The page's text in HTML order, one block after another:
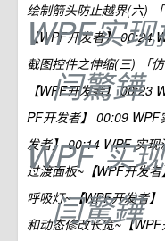
绘制箭头防止越界(六)
【WPF开发者】 00:24
截图控件之伸缩(三) 「
【WPF开发者】 00:23
PF开发者】 00:09 WPF
发者】 00:14 WPF 实
过渡面板~【WPF开发
呼吸灯~【WPF开发者
和动态修改长宽~【
WPF实
闫驚鏵
WPF 实
闫驚鏵